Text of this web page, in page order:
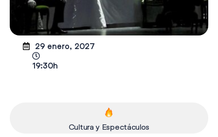
29 enero, 2027
19:30h
Cultura y Espectáculos